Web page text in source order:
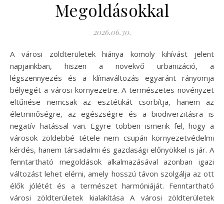
Megoldásokkal
2026.06.30.
A városi zöldterületek hiánya komoly kihívást jelent
napjainkban, hiszen a növekvő urbanizáció, a
légszennyezés és a klímaváltozás egyaránt rányomja
bélyegét a városi környezetre. A természetes növényzet
eltűnése nemcsak az esztétikát csorbítja, hanem az
életminőségre, az egészségre és a biodiverzitásra is
negatív hatással van. Egyre többen ismerik fel, hogy a
városok zöldebbé tétele nem csupán környezetvédelmi
kérdés, hanem társadalmi és gazdasági előnyökkel is jár. A
fenntartható megoldások alkalmazásával azonban igazi
változást lehet elérni, amely hosszú távon szolgálja az ott
élők jólétét és a természet harmóniáját. Fenntartható
városi zöldterületek kialakítása A városi zöldterületek